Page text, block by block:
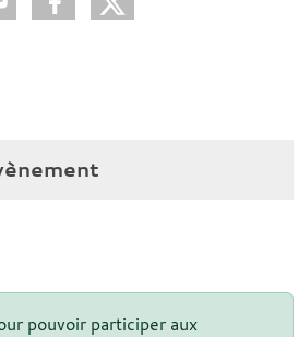
pouvoir participer aux